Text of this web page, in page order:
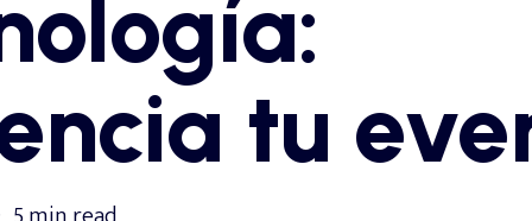
tu